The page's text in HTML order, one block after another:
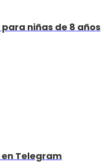
niñas de 8 años
Telegram